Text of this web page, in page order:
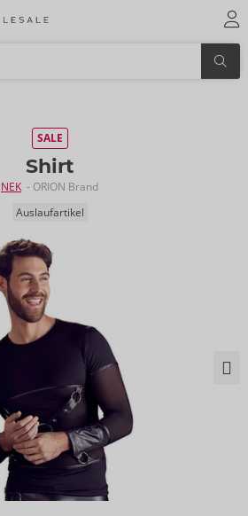
SALE
Shirt
NEK - ORION Brand
Auslaufartikel